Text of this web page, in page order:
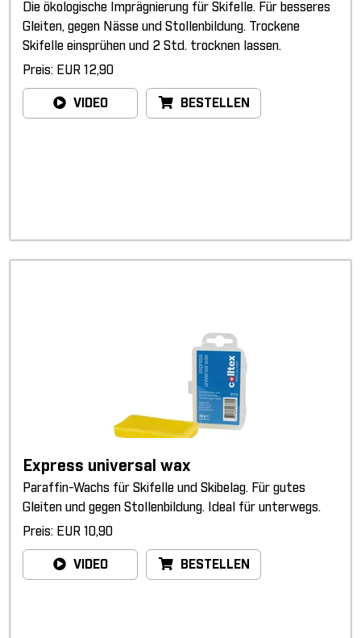
Die ökologische Imprägnierung für Skifelle. Für besseres
Gleiten, gegen Nässe und Stollenbildung. Trockene
Skifelle einsprühen und 2 Std. trocknen lassen.
Preis: EUR 12,90
VIDEO BESTELLEN
Express universal wax
Paraffin-Wachs für Skifelle und Skibelag. Für gutes
Gleiten und gegen Stollenbildung. Ideal für unterwegs.
Preis: EUR 10,90
VIDEO BESTELLEN